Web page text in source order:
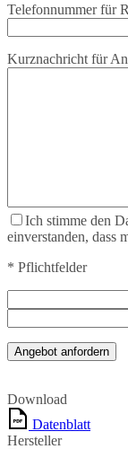
Telefonnummer für
Kurznachricht für
Ich stimme den
einverstanden, dass
* Pflichtfelder
Download
Datenblatt
Hersteller